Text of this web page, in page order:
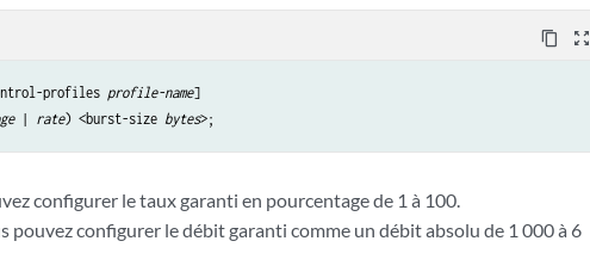
content_copy zoom_out_map
profiles profile-name
| rate) <burst-size bytes
configurer le taux garanti en pourcentage de 1 à 100.
pouvez configurer le débit garanti comme un débit absolu de 1 000 à 6